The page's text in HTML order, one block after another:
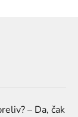
– Da, čak